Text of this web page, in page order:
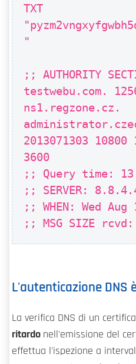
TXT
"
;; AUTHORITY
testwebu.com.
ns1.regzone.cz.
2013071303 10800
3600
;; Query time: 13
;; SERVER:
;; WHEN: Wed
;; MSG SIZE rcvd:
L'autenticazione DNS
La verifica DNS di un
ritardo nell'emissione del
effettua l'ispezione a